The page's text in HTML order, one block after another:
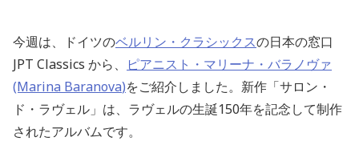
今週は、ドイツのベルリン・クラシックスの日本の窓口
JPT Classics から、
ピアニスト・マリーナ・バラノヴァ
(Marina Baranova)をご紹介しました。新作「サロン・
ド・ラヴェル」は、ラヴェルの生誕150年を記念して制作
されたアルバムです。